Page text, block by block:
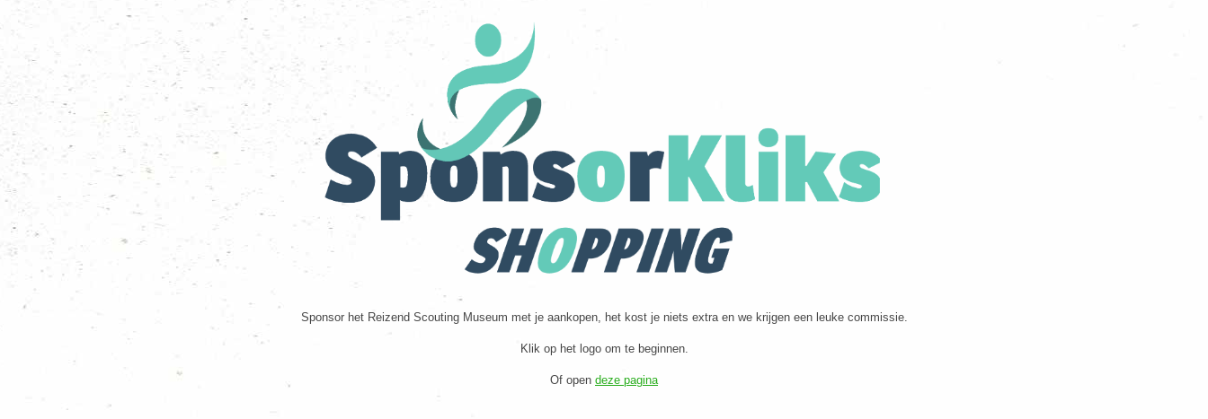
Sponsor het Reizend Scouting Museum met je aankopen, het kost je niets extra en we krijgen een leuke commissie.
Klik op het logo om te beginnen.
Of open deze pagina